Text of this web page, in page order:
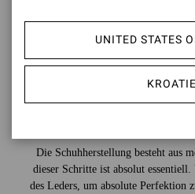
Die Schuhherstellung besteht aus
dieser Schritte ist absolut essentiell.
des Leders, um absolute Perfektion
UNITED STATES